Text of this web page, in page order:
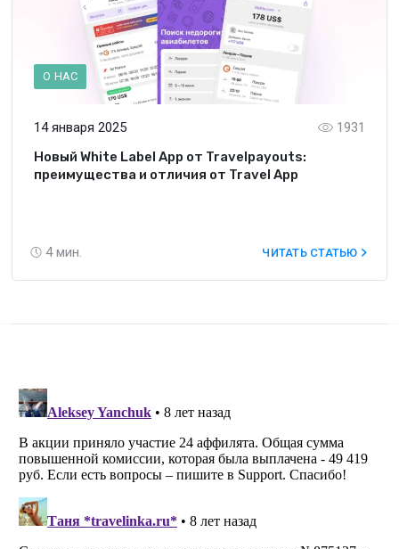
О НАС
14 января 2025
4 мин.
1931
Новый White Label App от Travelpayouts:
преимущества и отличия от Travel App
ЧИТАТЬ СТАТЬЮ